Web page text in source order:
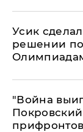
Усик
решении по
"Война